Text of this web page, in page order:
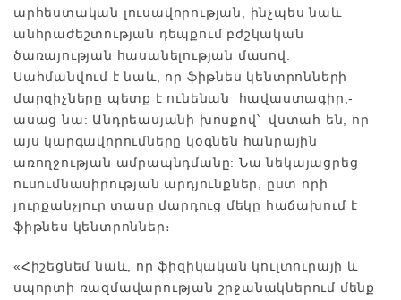
արհեստական լուսավորության, ինչպես նաև
անհրաժեշտության դեպքում բժշկական
ծառայության հասանելության մասով:
Սահմանվում է նաև, որ ֆիթնես կենտրոնների
մարզիչները պետք է ունենան հավաստագիր,-
ասաց նա: Անդրեասյանի խոսքով՝ վստահ են, որ
այս կարգավորումները կօգնեն հանրային
առողջության ամրապնդմանը: Նա նեկայացրեց
ուսումնասիրության արդյունքներ, ըստ որի
յուրքանչյուր տասը մարդուց մեկը հաճախում է
ֆիթնես կենտրոններ։
«Հիշեցնեմ նաև, որ ֆիզիկական կուլտուրայի և
սպորտի ռազմավարության շրջանակներում մենք